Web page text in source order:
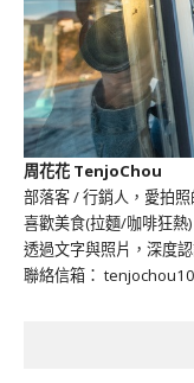
周花花 TenjoChou
部落客 / 行銷人，愛拍
喜歡美食(拉麵/咖啡狂熱
透過文字與照片，深度
聯絡信箱：